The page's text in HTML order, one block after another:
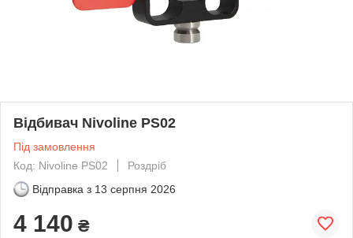
Відбивач Nivoline PS02
Під замовлення
Код: Nivoline PS02
Роздріб
Відправка з 13 серпня 2026
4 140 ₴